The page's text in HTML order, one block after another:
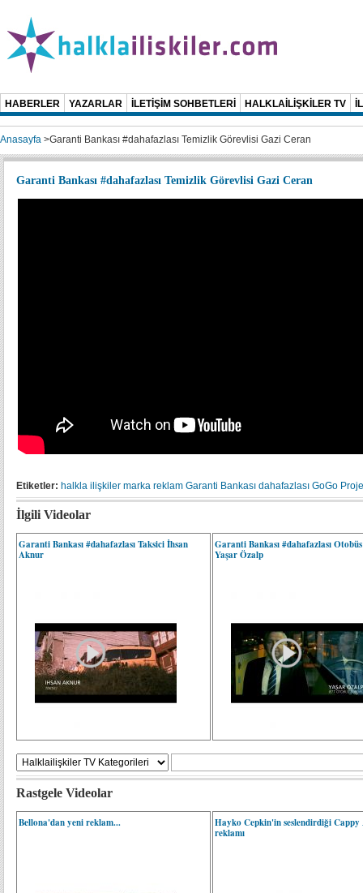
HABERLER YAZARLAR İLETİŞİM SOHBETLERİ HALKLAİLİŞKİLER TV
Anasayfa >Garanti Bankası #dahafazlası Temizlik Görevlisi Gazi Ceran
Garanti Bankası #dahafazlası Temizlik Görevlisi Gazi Ceran
Etiketler: halkla ilişkiler marka reklam Garanti Bankası dahafazlası GoGo
İlgili Videolar
Garanti Bankası #dahafazlası Taksici İhsan
Aknur
Garanti Bankası #dahafazlası
Yaşar Özalp
Rastgele Videolar
Bellona'dan yeni reklam...
Hayko Cepkin'in seslendirdiği Cappy
reklamı